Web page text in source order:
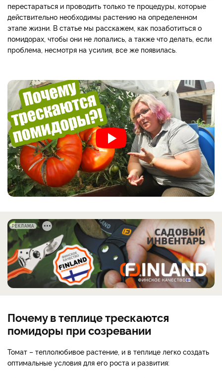
перестараться и проводить только те процедуры, которые
действительно необходимы растению на определенном
этапе жизни. В статье мы расскажем, как позаботиться о
помидорах, чтобы они не лопались, а также что делать, если
проблема, несмотря на усилия, все же появилась.
РЕКЛАМА
Почему в теплице трескаются
помидоры при созревании
Томат – теплолюбивое растение, и в теплице легко создать
оптимальные условия для его роста и развития: